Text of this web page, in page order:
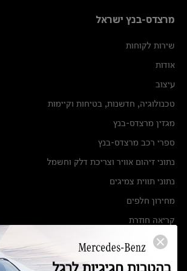
מרצדס-בנץ ישראל
שירות לקוחות
אודות
עיצוב
טכנולוגיה, חדשנות, בטיחות וקיימות
מגזין מרצדס-בנץ
ספרי רכב מרצדס-בנץ
נתוני זיהום אוויר וצריכת דלק וחשמל
נתוני תווית צמיגים
מחירון חלפים
קריאה חוזרת
הודעה על הטבות לרכבי מרצדס בהסדר פשרה בתצ 56447-02-19